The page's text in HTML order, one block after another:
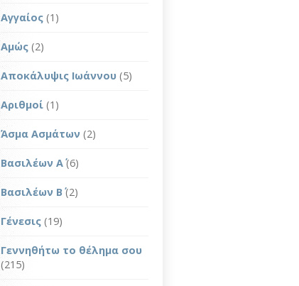
Αγγαίος (1)
Αμώς (2)
Αποκάλυψις Ιωάννου (5)
Αριθμοί (1)
Άσμα Ασμάτων (2)
Βασιλέων Α΄(6)
Βασιλέων Β΄ (2)
Γένεσις (19)
Γεννηθήτω το θέλημα σου
(215)